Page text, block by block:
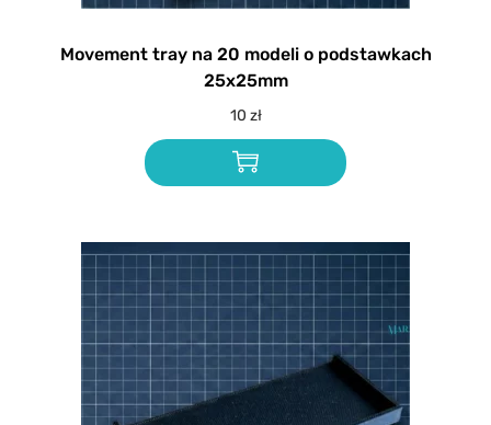
Movement tray na 20 modeli o podstawkach
25x25mm
10 zł